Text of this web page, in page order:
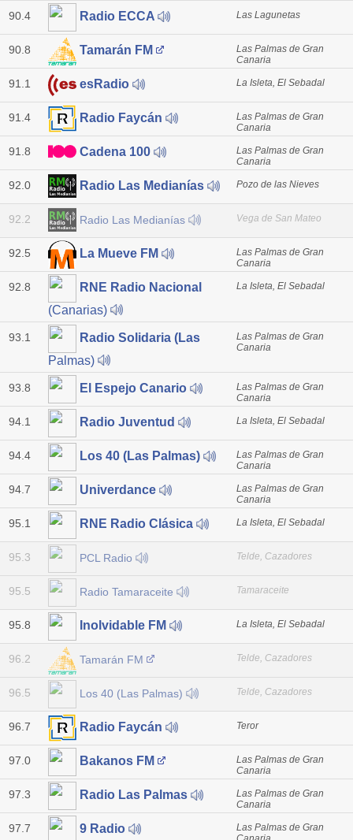
90.4 Radio ECCA Las Lagunetas
90.8 Tamarán FM
Las Palmas de Gran
Canaria
91.1 esRadio La Isleta, El Sebadal
91.4 Radio Faycán
Las Palmas de Gran
Canaria
91.8 Cadena 100
Las Palmas de Gran
Canaria
92.0 Radio Las Medianías Pozo de las Nieves
92.2 Radio Las Medianías Vega de San Mateo
92.5 La Mueve FM
Las Palmas de Gran
Canaria
92.8
RNE Radio Nacional
(Canarias)
La Isleta, El Sebadal
93.1
Radio Solidaria (Las
Palmas)
Las Palmas de Gran
Canaria
93.8 El Espejo Canario
Las Palmas de Gran
Canaria
94.1 Radio Juventud La Isleta, El Sebadal
94.4 Los 40 (Las Palmas)
Las Palmas de Gran
Canaria
94.7 Univerdance
Las Palmas de Gran
Canaria
95.1 RNE Radio Clásica La Isleta, El Sebadal
95.3 PCL Radio Telde, Cazadores
95.5 Radio Tamaraceite Tamaraceite
95.8 Inolvidable FM La Isleta, El Sebadal
96.2 Tamarán FM Telde, Cazadores
96.5 Los 40 (Las Palmas) Telde, Cazadores
96.7 Radio Faycán Teror
97.0 Bakanos FM
Las Palmas de Gran
Canaria
97.3 Radio Las Palmas
Las Palmas de Gran
Canaria
97.7 9 Radio
Las Palmas de Gran